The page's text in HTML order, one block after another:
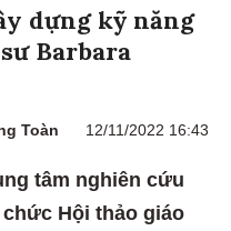
dựng kỹ năng
Barbara
Toàn 12/11/2022 16:43
tâm nghiên cứu
Hội thảo giáo